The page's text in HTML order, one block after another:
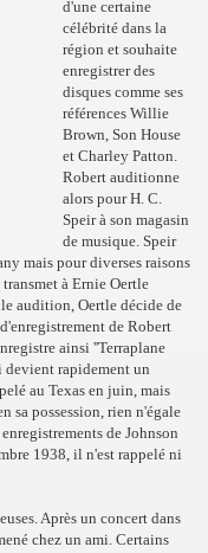
d'une certaine
célébrité dans la
région et souhaite
enregistrer des
disques comme ses
références Willie
Brown, Son House
et Charley Patton.
Robert auditionne
alors pour H. C.
Speir à son magasin
de musique. Speir
mais pour diverses raisons
à Ernie Oertle
audition, Oertle décide de
de Robert
ainsi ''Terraplane
devient rapidement un
au Texas en juin, mais
sa possession, rien n'égale
de Johnson
1938, il n'est rappelé ni
Après un concert dans
chez un ami. Certains